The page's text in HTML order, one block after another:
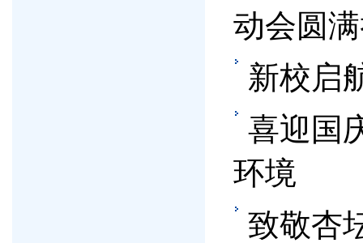
动会圆
新校启
喜迎国
环境
致敬杏